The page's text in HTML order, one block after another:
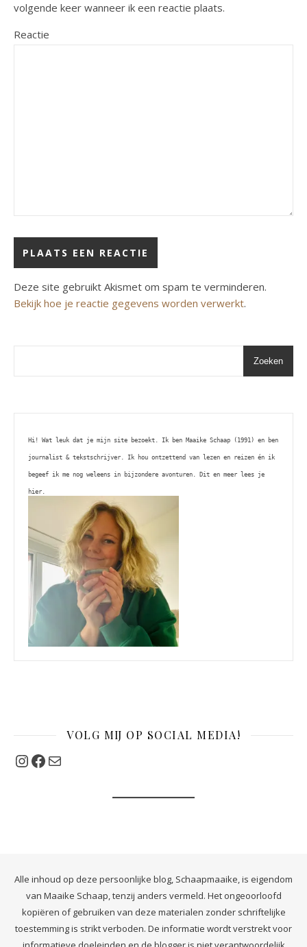
volgende keer wanneer ik een reactie plaats.
Reactie
Deze site gebruikt Akismet om spam te verminderen.
Bekijk hoe je reactie gegevens worden verwerkt.
Zoeken
Hi! Wat leuk dat je mijn site bezoekt. Ik ben Maaike Schaap (1991) en ben
journalist & tekstschrijver. Ik hou ontzettend van lezen en reizen én ik
begeef ik me nog weleens in bijzondere avonturen. Dit en meer lees je
hier.
VOLG MIJ OP SOCIAL MEDIA!
Instagram
Facebook
Mail
Alle inhoud op deze persoonlijke blog, Schaapmaaike, is eigendom
van Maaike Schaap, tenzij anders vermeld. Het ongeoorloofd
kopiëren of gebruiken van deze materialen zonder schriftelijke
toestemming is strikt verboden. De informatie wordt verstrekt voor